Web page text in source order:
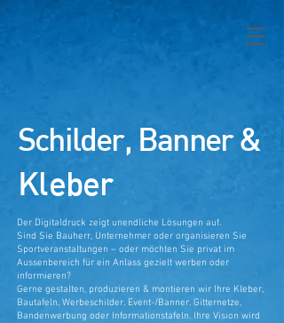
Schilder, Banner &
Kleber
Der Digitaldruck zeigt unendliche Lösungen auf.
Sind Sie Bauherr, Unternehmer oder organisieren Sie
Sportveranstaltungen – oder möchten Sie privat im
Aussenbereich für ein Anlass gezielt werben oder
informieren?
Gerne gestalten, produzieren & montieren wir Ihre Kleber,
Bautafeln, Werbeschilder, Event-/Banner, Gitternetze,
Bandenwerbung oder Informationstafeln. Ihre Vision wird